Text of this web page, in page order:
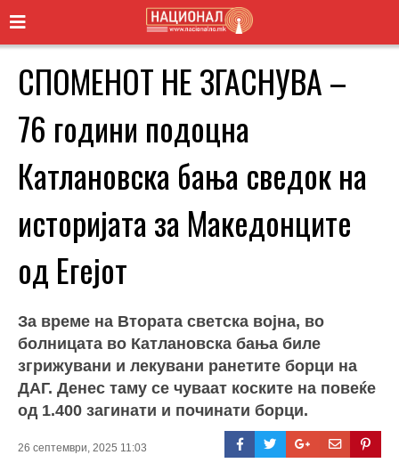
СПОМЕНОТ НЕ ЗГАСНУВА –
76 години подоцна
Катлановска бања сведок на
историјата за Македонците
од Егејот
За време на Втората светска војна, во
болницата во Катлановска бања биле
згрижувани и лекувани ранетите борци на
ДАГ. Денес таму се чуваат коските на повеќе
од 1.400 загинати и починати борци.
26 септември, 2025 11:03